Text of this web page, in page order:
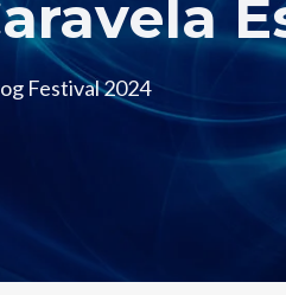
Festival 2024